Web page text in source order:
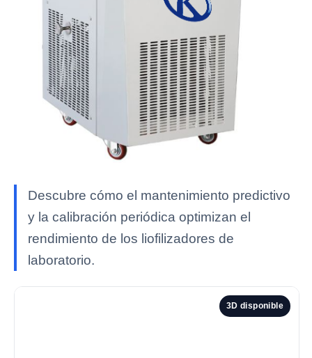
Descubre cómo el mantenimiento predictivo
y la calibración periódica optimizan el
rendimiento de los liofilizadores de
laboratorio.
3D disponible